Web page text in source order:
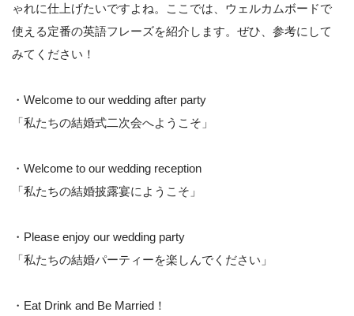
ゃれに仕上げたいですよね。ここでは、ウェルカムボードで
使える定番の英語フレーズを紹介します。ぜひ、参考にして
みてください！
・Welcome to our wedding after party
「私たちの結婚式二次会へようこそ」
・Welcome to our wedding reception
「私たちの結婚披露宴にようこそ」
・Please enjoy our wedding party
「私たちの結婚パーティーを楽しんでください」
・Eat Drink and Be Married！